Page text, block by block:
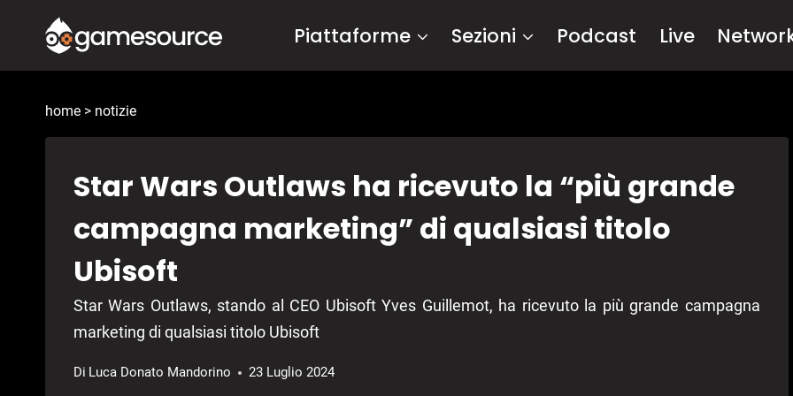
contenuto
Piattaforme Sezioni Podcast Live
home > notizie
Star Wars Outlaws ha ricevuto la “più grande
campagna marketing” di qualsiasi titolo
Ubisoft
Star Wars Outlaws, stando al CEO Ubisoft Yves Guillemot, ha ricevuto la più grande campagna
marketing di qualsiasi titolo Ubisoft
Di Luca Donato Mandorino 23 Luglio 2024